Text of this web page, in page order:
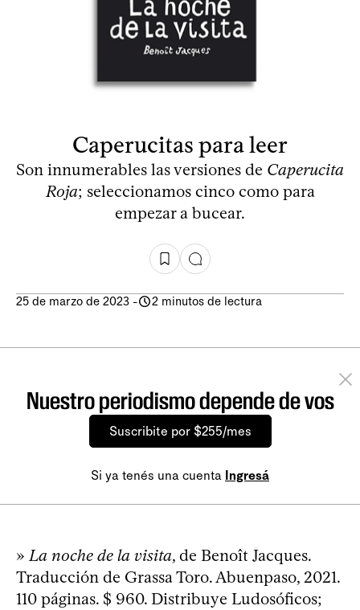
Caperucitas para leer
Son innumerables las versiones de Caperucita
Roja; seleccionamos cinco como para
empezar a bucear.
25 de marzo de 2023 - 2 minutos de lectura
Nuestro periodismo depende de vos
Suscribite por $255/mes
Si ya tenés una cuenta Ingresá
»La noche de la visita, de Benoît Jacques.
Traducción de Grassa Toro. Abuenpaso, 2021.
110 páginas. $ 960. Distribuye Ludosóficos;